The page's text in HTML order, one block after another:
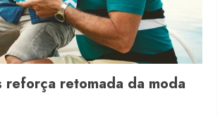
reforça retomada da moda